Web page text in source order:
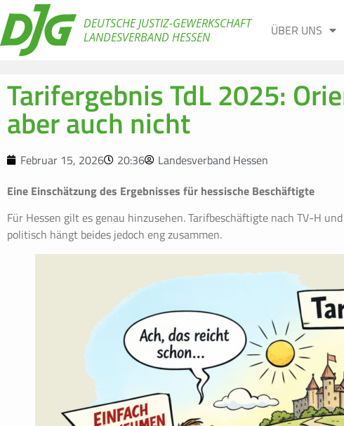
DEUTSCHE JUSTIZ-GEWERKSCHAFT
LANDESVERBAND HESSEN
ÜBER UNS
Tarifergebnis TdL 2025:
aber auch nicht
Februar 15, 2026 20:36
Landesverband Hessen
Eine Einschätzung des Ergebnisses für hessische Beschäftigte
Für Hessen gilt es genau hinzusehen. Tarifbeschäftigte nach TV-H
politisch hängt beides jedoch eng zusammen.